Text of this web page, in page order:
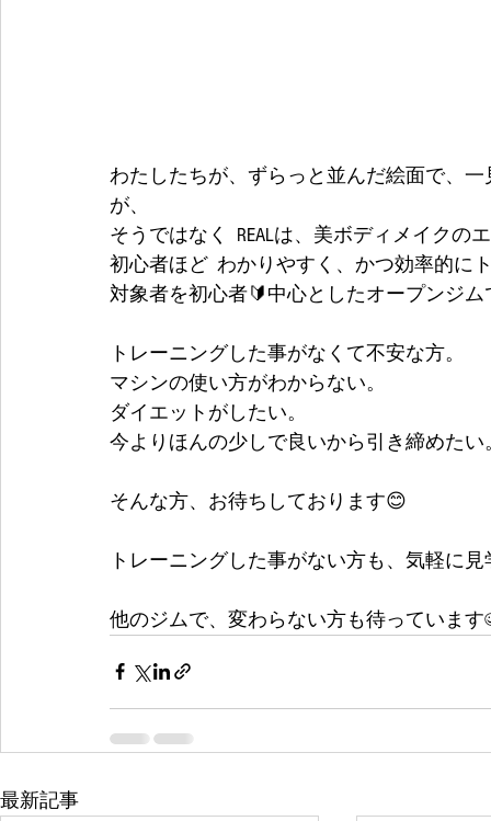
わたしたちが、ずらっと並んだ絵面で、
が、
そうではなく  REALは、美ボディメイクの
初心者ほど  わかりやすく、かつ効率的に
対象者を初心者🔰中心としたオープンジム
トレーニングした事がなくて不安な方。
マシンの使い方がわからない。
ダイエットがしたい。
今よりほんの少しで良いから引き締めたい
そんな方、お待ちしております😊
トレーニングした事がない方も、気軽に
他のジムで、変わらない方も待っていま
最新記事